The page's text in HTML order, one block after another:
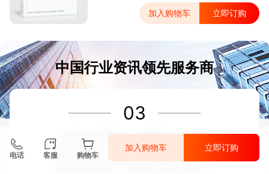
加入购物车 立即订购
中国行业资讯领先服务商
03
资深的专家顾问。专家团队来自于国
家级科研院所、著名大学教授、以及具备成
电话 客服 购物车
加入购物车 立即订购